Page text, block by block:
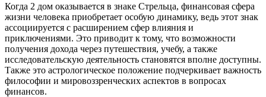
Когда 2 дом оказывается в знаке Стрельца, финансовая сфера
жизни человека приобретает особую динамику, ведь этот знак
ассоциируется с расширением сфер влияния и
приключениями. Это приводит к тому, что возможности
получения дохода через путешествия, учебу, а также
исследовательскую деятельность становятся вполне доступны.
Также это астрологическое положение подчеркивает важность
философии и мировоззренческих аспектов в вопросах
финансов.